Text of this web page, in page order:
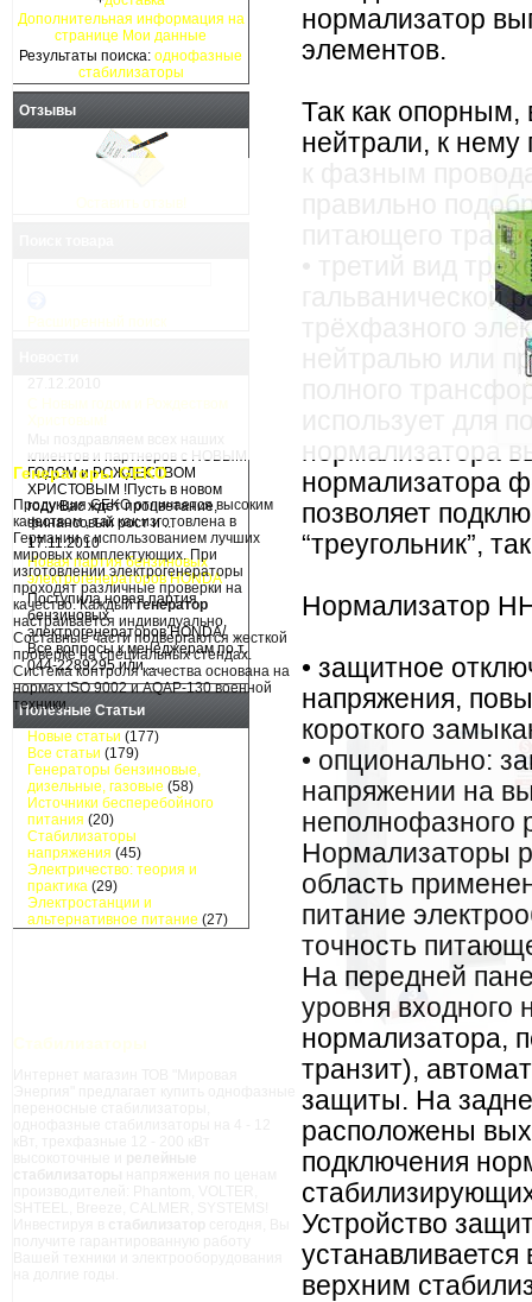
нормализатор
элементов.
Так как опорным,
нейтрали, к нему
к фазным
правильно
питающего
• третий вид
гальванической
трёхфазного
нейтралью или
полного
нормализатора
нормализатора
позволяет
“треугольник”,
Нормализатор
• защитное
напряжения,
короткого
• опционально:
напряжении на
неполнофазного
Нормализаторы
область
питание
точность
На передней
уровня входного
нормализатора,
транзит),
защиты. На
расположены
подключения
Устройство
верхним
Дополнительная информация на
странице Мои данные
Результаты поиска: однофазные
стабилизаторы
Отзывы
клиентов и партнеров с НОВЫМ
ГОДОМ и РОЖДЕСТВОМ
ХРИСТОВЫМ !Пусть в новом
году Вас ждет процветание,
финансовый рост и ...
17.11.2010
Новая партия бензиновых
электрогенераторов HONDA
Поступила новая партия
бензиновых
электрогенераторов HONDA/
Все вопросы к менеджерам по т.
044-2289295 или ...
Полезные Статьи
Новые статьи (177)
Все статьи (179)
Генераторы бензиновые,
дизельные, газовые (58)
Источники бесперебойного
питания (20)
Стабилизаторы
напряжения (45)
Электричество: теория и
практика (29)
Электростанции и
альтернативное питание (27)